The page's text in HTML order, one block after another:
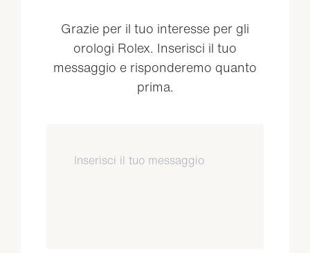
Grazie per il tuo interesse per gli
orologi Rolex. Inserisci il tuo
messaggio e risponderemo quanto
prima.